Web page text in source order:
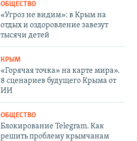
ОБЩЕСТВО
«Угроз не видим»: в Крым на
отдых и оздоровление завезут
тысячи детей
КРЫМ
«Горячая точка» на карте мира».
8 сценариев будущего Крыма от
ИИ
ОБЩЕСТВО
Блокирование Telegram. Как
решить проблему крымчанам